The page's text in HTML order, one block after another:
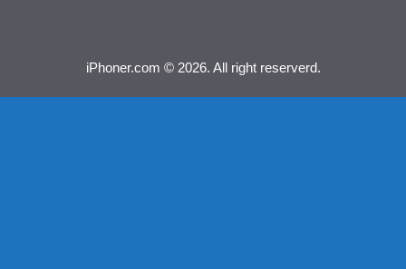
iPhoner.com © 2026. All right reserverd.